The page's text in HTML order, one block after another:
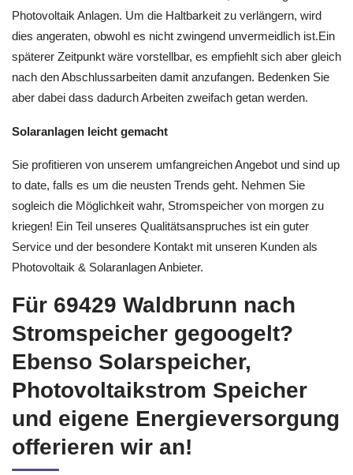
Photovoltaik Anlagen. Um die Haltbarkeit zu verlängern, wird
dies angeraten, obwohl es nicht zwingend unvermeidlich ist.Ein
späterer Zeitpunkt wäre vorstellbar, es empfiehlt sich aber gleich
nach den Abschlussarbeiten damit anzufangen. Bedenken Sie
aber dabei dass dadurch Arbeiten zweifach getan werden.
Solaranlagen leicht gemacht
Sie profitieren von unserem umfangreichen Angebot und sind up
to date, falls es um die neusten Trends geht. Nehmen Sie
sogleich die Möglichkeit wahr, Stromspeicher von morgen zu
kriegen! Ein Teil unseres Qualitätsanspruches ist ein guter
Service und der besondere Kontakt mit unseren Kunden als
Photovoltaik & Solaranlagen Anbieter.
Für 69429 Waldbrunn nach
Stromspeicher gegoogelt?
Ebenso Solarspeicher,
Photovoltaikstrom Speicher
und eigene Energieversorgung
offerieren wir an!